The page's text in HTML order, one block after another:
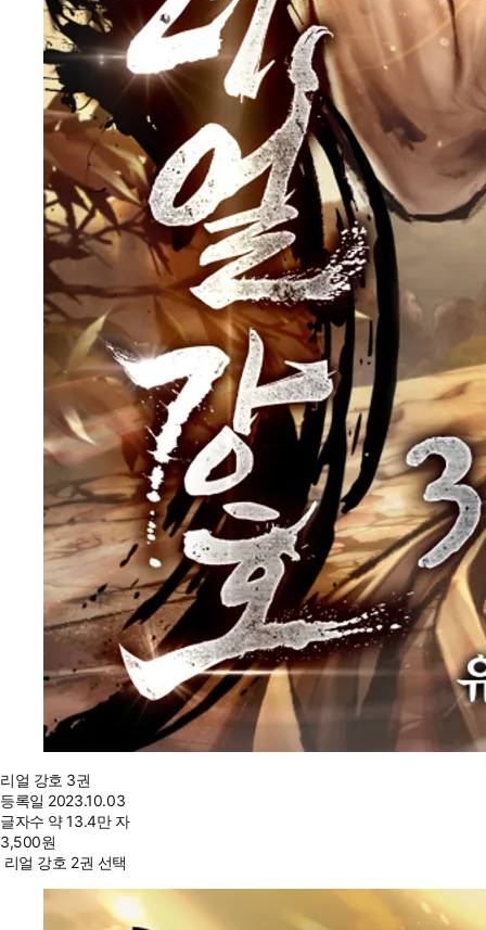
리얼 강호 3권
등록일 2023.10.03
글자수 약 13.4만 자
3,500원
리얼 강호 2권 선택